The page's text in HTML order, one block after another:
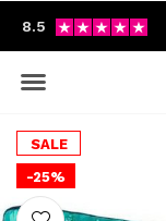
8.5
SALE
-25%